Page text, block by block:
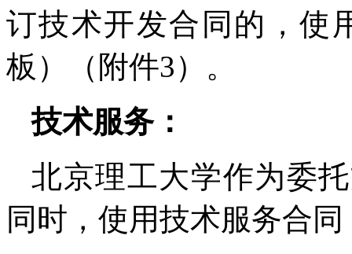
订技术开发合同的，使
板）（附件3）。
技术服务：
北京理工大学作为委
同时，使用技术服务合